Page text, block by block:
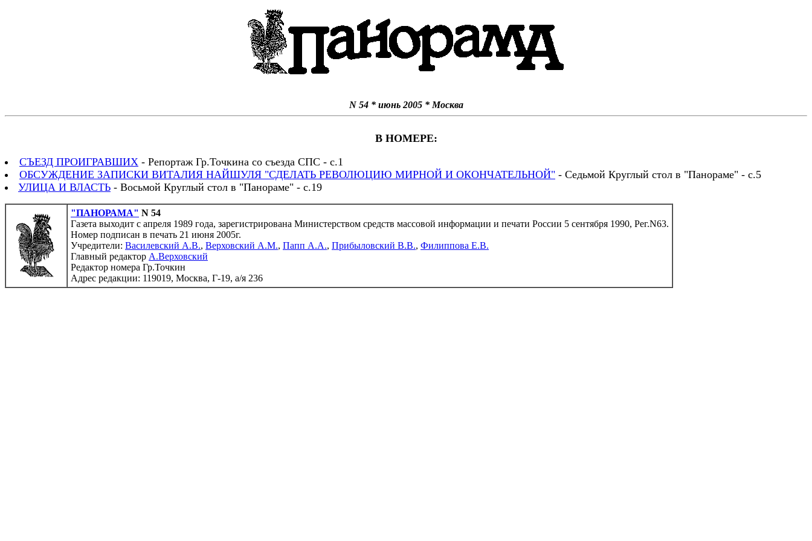
N 54 * июнь 2005 * Москва
В НОМЕРЕ:
СЪЕЗД ПРОИГРАВШИХ - Репортаж Гр.Точкина со съезда СПС - с.1
ОБСУЖДЕНИЕ ЗАПИСКИ ВИТАЛИЯ НАЙШУЛЯ "СДЕЛАТЬ РЕВОЛЮЦИЮ МИРНОЙ И ОКОНЧАТЕЛЬНОЙ" - Седьмой Круглый стол в "Панораме" - с.5
УЛИЦА И ВЛАСТЬ - Восьмой Круглый стол в "Панораме" - с.19
"ПАНОРАМА" N 54
Газета выходит с апреля 1989 года, зарегистрирована Министерством средств массовой информации и печати России 5 сентября 1990, Рег.N63.
Номер подписан в печать 21 июня 2005г.
Учредители: Василевский А.В., Верховский А.М., Папп А.А., Прибыловский В.В., Филиппова Е.В.
Главный редактор А.Верховский
Редактор номера Гр.Точкин
Адрес редакции: 119019, Москва, Г-19, а/я 236